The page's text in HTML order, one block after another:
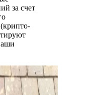
за счет